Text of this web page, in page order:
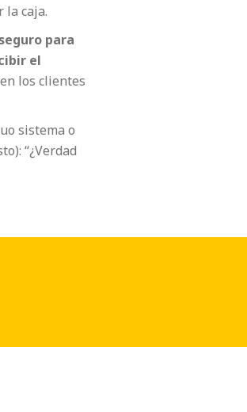
la caja.
para
el
los clientes
sistema o
“¿Verdad